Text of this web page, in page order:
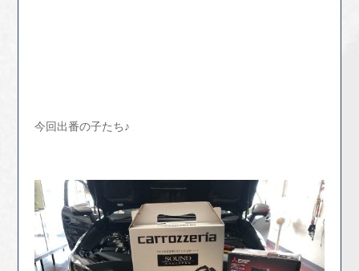
今回出番の子たち♪